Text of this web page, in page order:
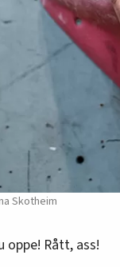
Skotheim
oppe! Rått, ass!